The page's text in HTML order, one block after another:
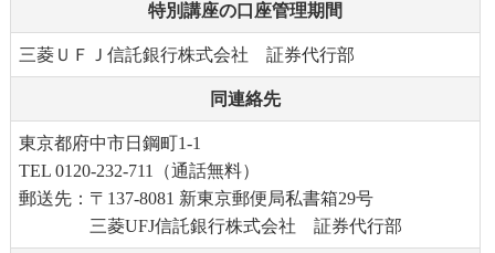
特別講座の口座管理期間
三菱ＵＦＪ信託銀行株式会社 証券代行部
同連絡先
東京都府中市日鋼町1-1
TEL 0120-232-711（通話無料）
郵送先：〒137-8081 新東京郵便局私書箱29号
三菱UFJ信託銀行株式会社 証券代行部